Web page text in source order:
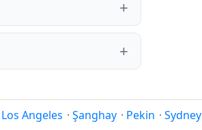
Los Angeles · Şanghay · Pekin · Sydney